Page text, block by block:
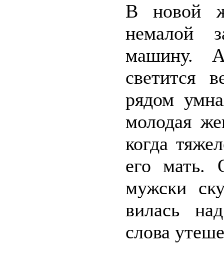
В новой
немалой
машину.
светится
рядом
молодая
когда
его мать.
мужски
вилась
слова